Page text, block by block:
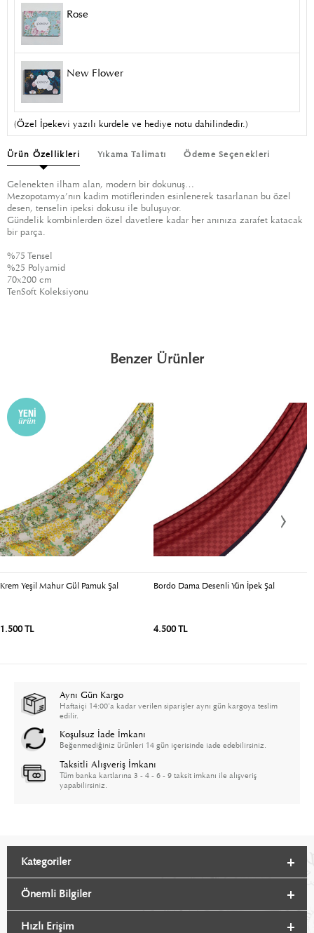
Rose
New Flower
(Özel İpekevi yazılı kurdele ve hediye notu dahilindedir.)
Ürün Özellikleri Yıkama Talimatı Ödeme Seçenekleri
Gelenekten ilham alan, modern bir dokunuş…
Mezopotamya’nın kadim motiflerinden esinlenerek tasarlanan bu özel
desen, tenselin ipeksi dokusu ile buluşuyor.
Gündelik kombinlerden özel davetlere kadar her anınıza zarafet katacak
bir parça.
%75 Tensel
%25 Polyamid
70x200 cm
TenSoft Koleksiyonu
Benzer Ürünler
Krem Yeşil Mahur Gül Pamuk Şal
1.500 TL
Bordo Dama Desenli Yün İpek Şal
4.500 TL
Aynı Gün Kargo
Haftaiçi 14:00'a kadar verilen siparişler aynı gün kargoya teslim
edilir.
Koşulsuz İade İmkanı
Beğenmediğiniz ürünleri 14 gün içerisinde iade edebilirsiniz.
Taksitli Alışveriş İmkanı
Tüm banka kartlarına 3 - 4 - 6 - 9 taksit imkanı ile alışveriş
yapabilirsiniz.
Kategoriler
Önemli Bilgiler
Hızlı Erişim